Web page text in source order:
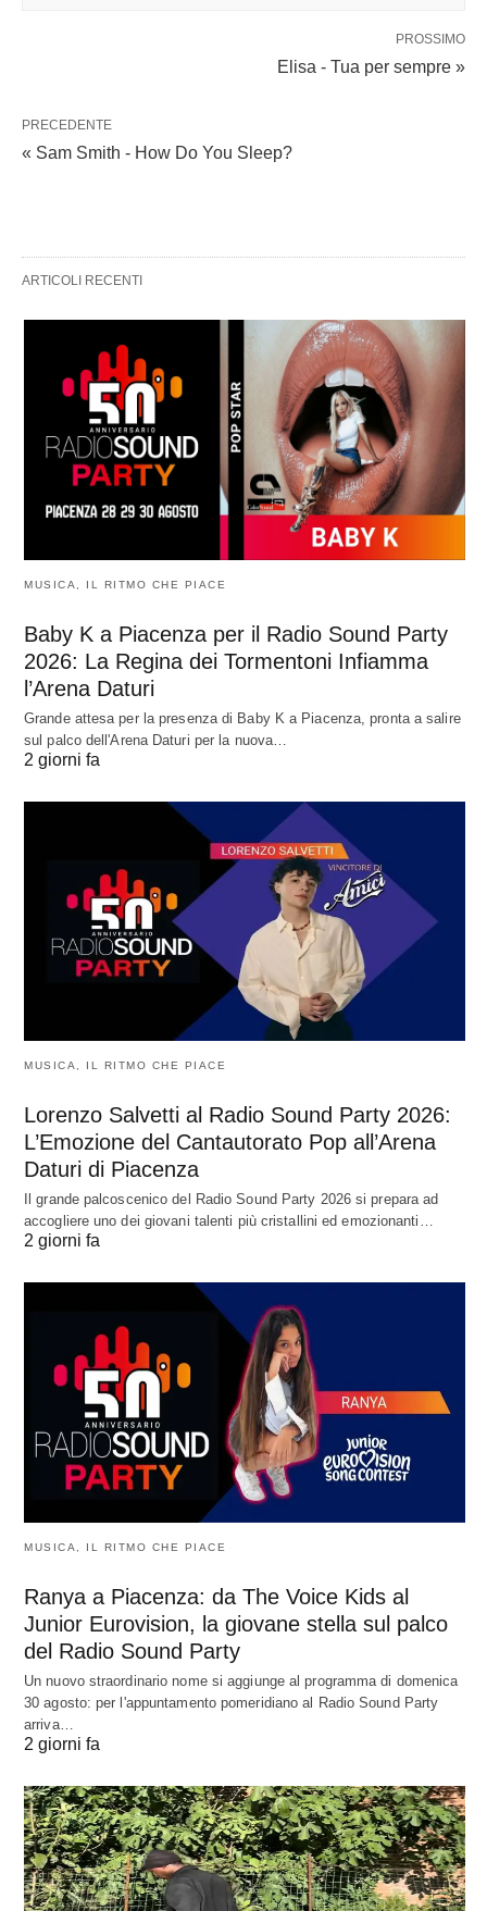
PROSSIMO
Elisa - Tua per sempre »
PRECEDENTE
« Sam Smith - How Do You Sleep?
ARTICOLI RECENTI
MUSICA, IL RITMO CHE PIACE
Baby K a Piacenza per il Radio Sound Party
2026: La Regina dei Tormentoni Infiamma
l’Arena Daturi
Grande attesa per la presenza di Baby K a Piacenza, pronta a salire
sul palco dell'Arena Daturi per la nuova…
2 giorni fa
MUSICA, IL RITMO CHE PIACE
Lorenzo Salvetti al Radio Sound Party 2026:
L’Emozione del Cantautorato Pop all’Arena
Daturi di Piacenza
Il grande palcoscenico del Radio Sound Party 2026 si prepara ad
accogliere uno dei giovani talenti più cristallini ed emozionanti…
2 giorni fa
MUSICA, IL RITMO CHE PIACE
Ranya a Piacenza: da The Voice Kids al
Junior Eurovision, la giovane stella sul palco
del Radio Sound Party
Un nuovo straordinario nome si aggiunge al programma di domenica
30 agosto: per l'appuntamento pomeridiano al Radio Sound Party
arriva…
2 giorni fa